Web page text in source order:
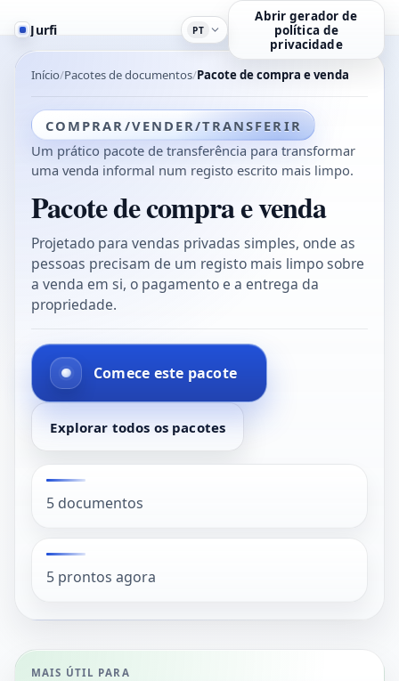
Jurfi PT
Abrir gerador de
política de
privacidade
Início Pacotes de documentos Pacote de compra e venda
COMPRAR/VENDER/TRANSFERIR
Um prático pacote de transferência para transformar
uma venda informal num registo escrito mais limpo.
Pacote de compra e venda
Projetado para vendas privadas simples, onde as
pessoas precisam de um registo mais limpo sobre
a venda em si, o pagamento e a entrega da
propriedade.
Comece este pacote
Explorar todos os pacotes
5 documentos
5 prontos agora
MAIS ÚTIL PARA